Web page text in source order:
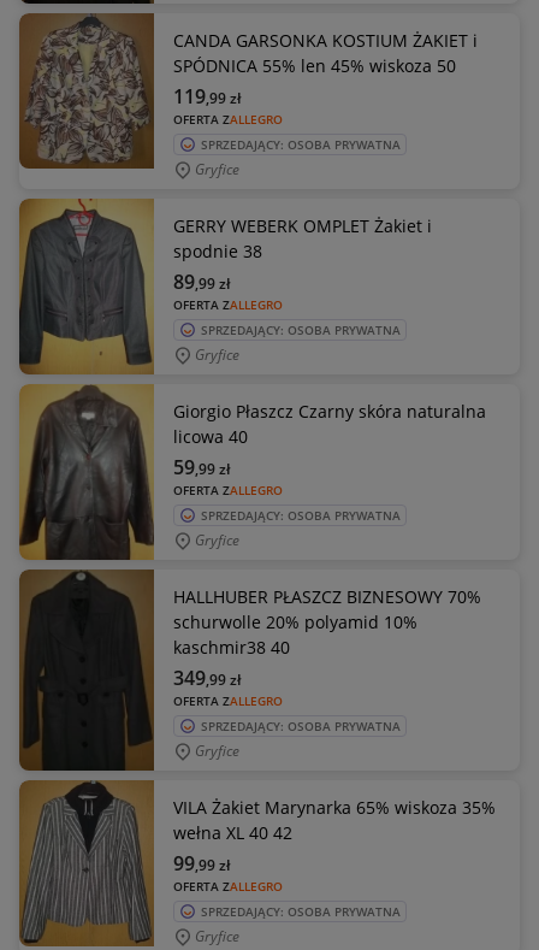
CANDA GARSONKA KOSTIUM ŻAKIET i
SPÓDNICA 55% len 45% wiskoza 50
OFERTA ZALLEGRO
119,99zł
SPRZEDAJĄCY: OSOBA PRYWATNA
Gryfice
GERRY WEBERK OMPLET Żakiet i
spodnie 38
OFERTA ZALLEGRO
89,99zł
SPRZEDAJĄCY: OSOBA PRYWATNA
Gryfice
Giorgio Płaszcz Czarny skóra naturalna
licowa 40
OFERTA ZALLEGRO
59,99zł
SPRZEDAJĄCY: OSOBA PRYWATNA
Gryfice
HALLHUBER PŁASZCZ BIZNESOWY 70%
schurwolle 20% polyamid 10%
kaschmir38 40
OFERTA ZALLEGRO
349,99zł
SPRZEDAJĄCY: OSOBA PRYWATNA
Gryfice
VILA Żakiet Marynarka 65% wiskoza 35%
wełna XL 40 42
OFERTA ZALLEGRO
99,99zł
SPRZEDAJĄCY: OSOBA PRYWATNA
Gryfice